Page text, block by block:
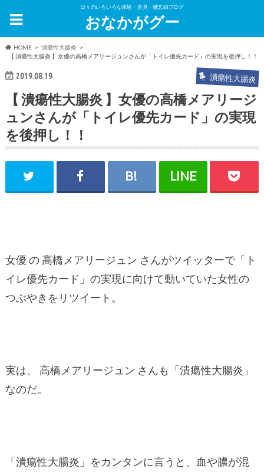
日々のいろいろな体験・意見・備忘録ブログ
おなかがグー
HOME
潰瘍性大腸炎
【 潰瘍性大腸炎 】女優の高橋メアリージュンさんが「トイレ優先カード」の実現を後押し！！
2019.08.19 潰瘍性大腸炎
【 潰瘍性大腸炎 】女優の高橋メアリージ
ュンさんが「トイレ優先カード」の実現
を後押し！！
女優 の 高橋メアリージュン さんがツイッターで「ト
イレ優先カード」の実現に向けて動いていた女性の
つぶやきをリツイート。
実は、 高橋メアリージュン さんも「潰瘍性大腸炎」
なのだ。
「潰瘍性大腸炎」をカンタンに言うと、血や膿が混